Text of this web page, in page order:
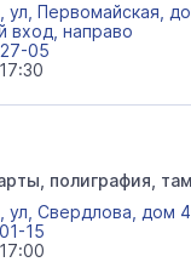
Первомайская,
вход, направо
05
полиграфия,
ул, Свердлова, дом
15